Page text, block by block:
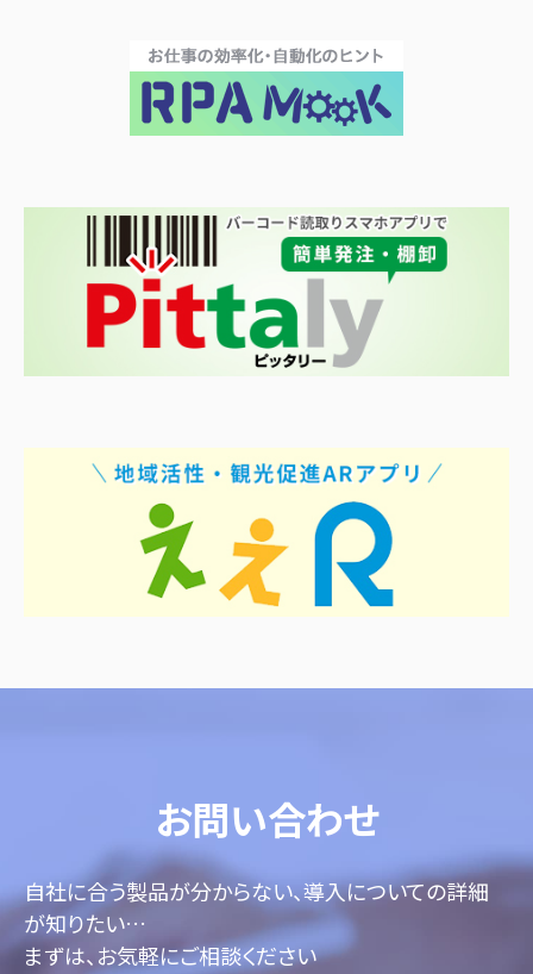
お問い合わせ
自社に合う製品が分からない、導入についての詳細
が知りたい…
まずは、お気軽にご相談ください